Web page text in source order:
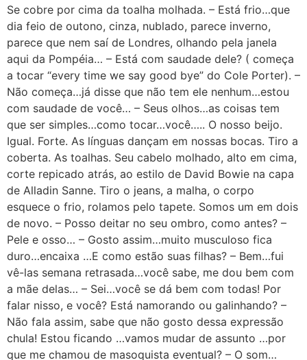
Se cobre por cima da toalha molhada. – Está frio…que
dia feio de outono, cinza, nublado, parece inverno,
parece que nem saí de Londres, olhando pela janela
aqui da Pompéia… – Está com saudade dele? ( começa
a tocar “every time we say good bye” do Cole Porter). –
Não começa…já disse que não tem ele nenhum…estou
com saudade de você… – Seus olhos…as coisas tem
que ser simples…como tocar…você….. O nosso beijo.
Igual. Forte. As línguas dançam em nossas bocas. Tiro a
coberta. As toalhas. Seu cabelo molhado, alto em cima,
corte repicado atrás, ao estilo de David Bowie na capa
de Alladin Sanne. Tiro o jeans, a malha, o corpo
esquece o frio, rolamos pelo tapete. Somos um em dois
de novo. – Posso deitar no seu ombro, como antes? –
Pele e osso… – Gosto assim…muito musculoso fica
duro…encaixa …E como estão suas filhas? – Bem…fui
vê-las semana retrasada…você sabe, me dou bem com
a mãe delas… – Sei…você se dá bem com todas! Por
falar nisso, e você? Está namorando ou galinhando? –
Não fala assim, sabe que não gosto dessa expressão
chula! Estou ficando …vamos mudar de assunto …por
que me chamou de masoquista eventual? – O som…